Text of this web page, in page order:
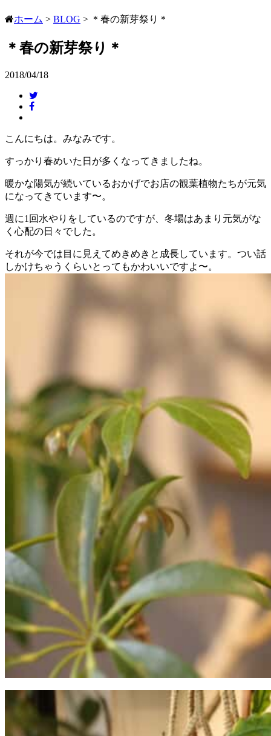
ホーム > BLOG > ＊春の新芽祭り＊
＊春の新芽祭り＊
2018/04/18
こんにちは。みなみです。
すっかり春めいた日が多くなってきましたね。
暖かな陽気が続いているおかげでお店の観葉植物たちが元気
になってきています〜。
週に1回水やりをしているのですが、冬場はあまり元気がな
く心配の日々でした。
それが今では目に見えてめきめきと成長しています。つい話
しかけちゃうくらいとってもかわいいですよ〜。